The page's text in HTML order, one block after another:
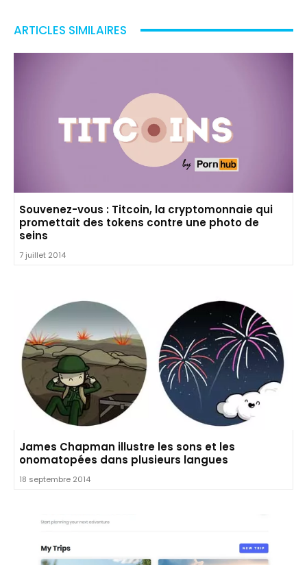
ARTICLES SIMILAIRES
Souvenez-vous : Titcoin, la cryptomonnaie qui
promettait des tokens contre une photo de
seins
7 juillet 2014
James Chapman illustre les sons et les
onomatopées dans plusieurs langues
18 septembre 2014